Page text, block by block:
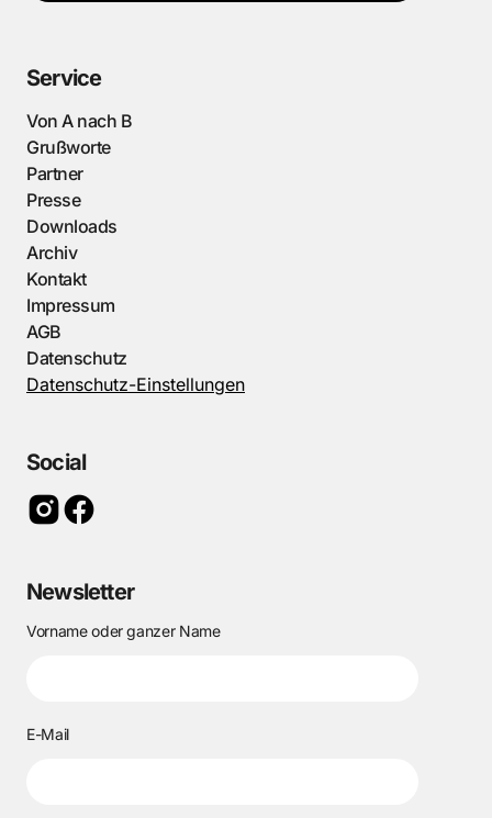
Service
Von A nach B
Grußworte
Partner
Presse
Downloads
Archiv
Kontakt
Impressum
AGB
Datenschutz
Datenschutz-Einstellungen
Social
Newsletter
Vorname oder ganzer Name
E-Mail